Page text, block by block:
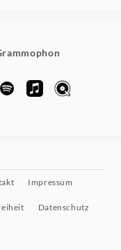
Impressum
Datenschutz